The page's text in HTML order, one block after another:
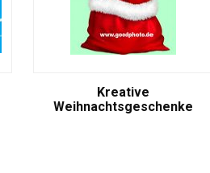
Kreative
Weihnachtsgeschenke